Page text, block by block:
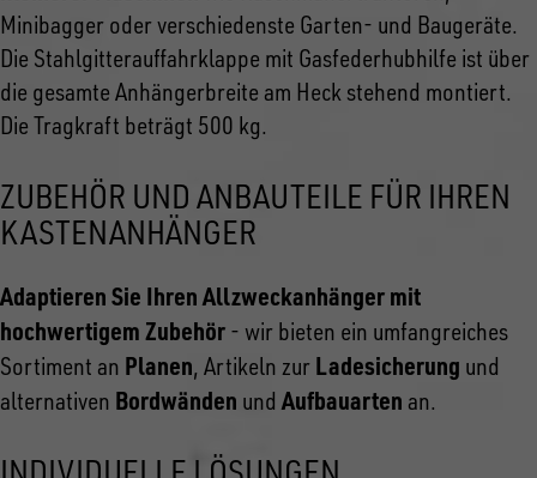
Minibagger oder verschiedenste Garten- und Baugeräte.
Die Stahlgitterauffahrklappe mit Gasfederhubhilfe ist über
die gesamte Anhängerbreite am Heck stehend montiert.
Die Tragkraft beträgt 500 kg.
ZUBEHÖR UND ANBAUTEILE FÜR IHREN
KASTENANHÄNGER
Adaptieren Sie Ihren Allzweckanhänger mit
hochwertigem Zubehör - wir bieten ein umfangreiches
Sortiment an Planen, Artikeln zur Ladesicherung und
alternativen Bordwänden undAufbauarten an.